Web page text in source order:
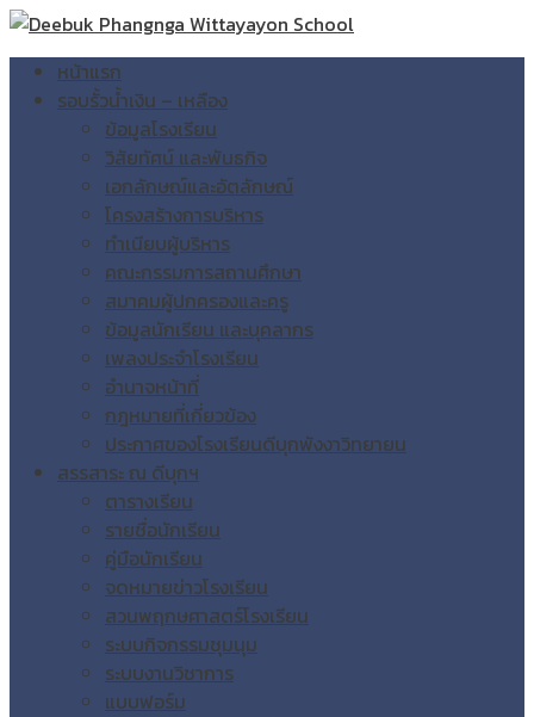
หน้าแรก
รอบรั้วน้ำเงิน – เหลือง
ข้อมูลโรงเรียน
วิสัยทัศน์ และพันธกิจ
เอกลักษณ์และอัตลักษณ์
โครงสร้างการบริหาร
ทำเนียบผู้บริหาร
คณะกรรมการสถานศึกษา
สมาคมผู้ปกครองและครู
ข้อมูลนักเรียน และบุคลากร
เพลงประจำโรงเรียน
อำนาจหน้าที่
กฎหมายที่เกี่ยวข้อง
ประกาศของโรงเรียนดีบุกพังงาวิทยายน
สรรสาระ ณ ดีบุกฯ
ตารางเรียน
รายชื่อนักเรียน
คู่มือนักเรียน
จดหมายข่าวโรงเรียน
สวนพฤกษศาสตร์โรงเรียน
ระบบกิจกรรมชุมนุม
ระบบงานวิชาการ
แบบฟอร์ม